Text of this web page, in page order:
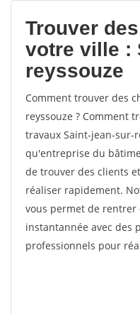
Trouver
votre ville :
reyssouze
Comment trouver des
reyssouze ? Comment
travaux Saint-jean-sur-
qu'entreprise du
de trouver des clients
réaliser rapidement.
vous permet de rentrer
instantannée avec des
professionnels pour